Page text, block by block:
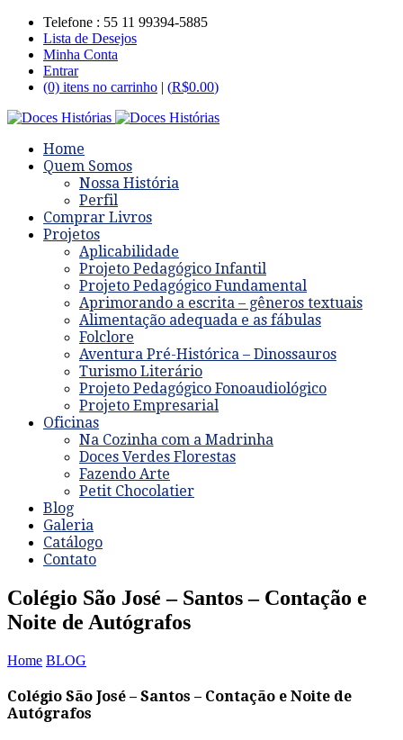
Telefone : 55 11 99394-5885
Lista de Desejos
Minha Conta
Entrar
(0) itens no carrinho | (R$0.00)
Home
Quem Somos
Nossa História
Perfil
Comprar Livros
Projetos
Aplicabilidade
Projeto Pedagógico Infantil
Projeto Pedagógico Fundamental
Aprimorando a escrita – gêneros textuais
Alimentação adequada e as fábulas
Folclore
Aventura Pré-Histórica – Dinossauros
Turismo Literário
Projeto Pedagógico Fonoaudiológico
Projeto Empresarial
Oficinas
Na Cozinha com a Madrinha
Doces Verdes Florestas
Fazendo Arte
Petit Chocolatier
Blog
Galeria
Catálogo
Contato
Colégio São José – Santos – Contação e
Noite de Autógrafos
Home BLOG
Colégio São José – Santos – Contação e Noite de
Autógrafos